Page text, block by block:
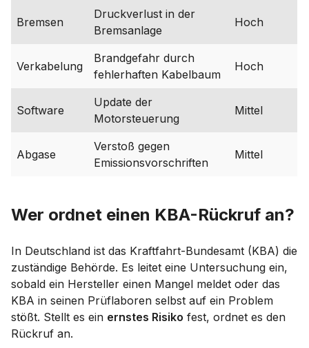
Bremsen
Druckverlust in der
Bremsanlage
Hoch
Verkabelung
Brandgefahr durch
fehlerhaften Kabelbaum
Hoch
Software
Update der
Motorsteuerung
Mittel
Abgase
Verstoß gegen
Emissionsvorschriften
Mittel
Wer ordnet einen KBA-Rückruf an?
In Deutschland ist das Kraftfahrt-Bundesamt (KBA) die
zuständige Behörde. Es leitet eine Untersuchung ein,
sobald ein Hersteller einen Mangel meldet oder das
KBA in seinen Prüflaboren selbst auf ein Problem
stößt. Stellt es ein ernstes Risiko fest, ordnet es den
Rückruf an.